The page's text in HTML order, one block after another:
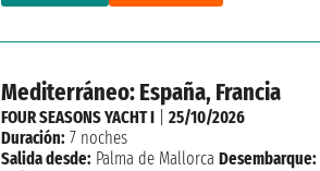
Mediterráneo: España, Francia
FOUR SEASONS YACHT I |25/10/2026
Duración: 7 noches
Salida desde: Palma de Mallorca Desembarque: